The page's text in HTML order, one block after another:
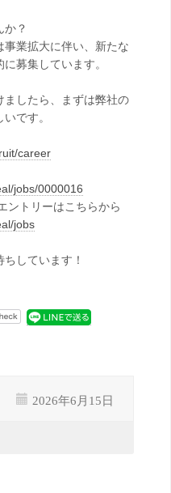
か？
業拡大に伴い、新たな
募集しています。
ましたら、まずは弊社の
です。
career
jobs/0000016
ントリーはこちらから
jobs
しています！
2026年6月15日